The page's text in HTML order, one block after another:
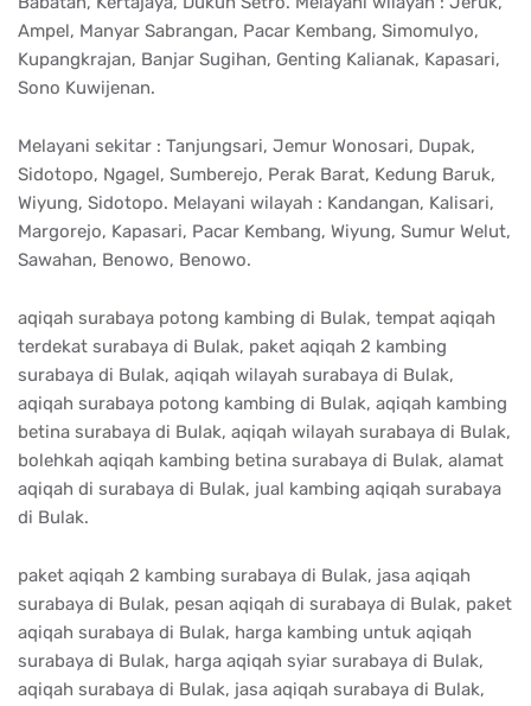
Ampel, Manyar Sabrangan, Pacar Kembang, Simomulyo,
Kupangkrajan, Banjar Sugihan, Genting Kalianak, Kapasari,
Sono Kuwijenan.
Melayani sekitar : Tanjungsari, Jemur Wonosari, Dupak,
Sidotopo, Ngagel, Sumberejo, Perak Barat, Kedung Baruk,
Wiyung, Sidotopo. Melayani wilayah : Kandangan, Kalisari,
Margorejo, Kapasari, Pacar Kembang, Wiyung, Sumur Welut,
Sawahan, Benowo, Benowo.
aqiqah surabaya potong kambing di Bulak, tempat aqiqah
terdekat surabaya di Bulak, paket aqiqah 2 kambing
surabaya di Bulak, aqiqah wilayah surabaya di Bulak,
aqiqah surabaya potong kambing di Bulak, aqiqah kambing
betina surabaya di Bulak, aqiqah wilayah surabaya di Bulak,
bolehkah aqiqah kambing betina surabaya di Bulak, alamat
aqiqah di surabaya di Bulak, jual kambing aqiqah surabaya
di Bulak.
paket aqiqah 2 kambing surabaya di Bulak, jasa aqiqah
surabaya di Bulak, pesan aqiqah di surabaya di Bulak, paket
aqiqah surabaya di Bulak, harga kambing untuk aqiqah
surabaya di Bulak, harga aqiqah syiar surabaya di Bulak,
aqiqah surabaya di Bulak, jasa aqiqah surabaya di Bulak,